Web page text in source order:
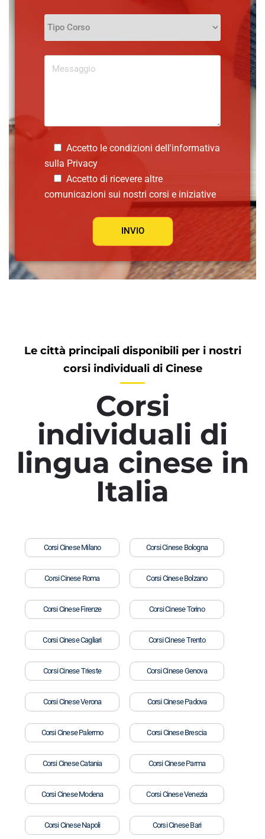
Accetto le condizioni dell'informativa
sulla Privacy
Accetto di ricevere altre
comunicazioni sui nostri corsi e iniziative
Corsi
individuali di
lingua cinese in
Italia
Le città principali disponibili per i nostri
corsi individuali di Cinese
Corsi Cinese Milano Corsi Cinese Bologna
Corsi Cinese Roma Corsi Cinese Bolzano
Corsi Cinese Firenze Corsi Cinese Torino
Corsi Cinese Cagliari Corsi Cinese Trento
Corsi Cinese Trieste Corsi Cinese Genova
Corsi Cinese Verona Corsi Cinese Padova
Corsi Cinese Palermo Corsi Cinese Brescia
Corsi Cinese Catania Corsi Cinese Parma
Corsi Cinese Modena Corsi Cinese Venezia
Corsi Cinese Napoli Corsi Cinese Bari